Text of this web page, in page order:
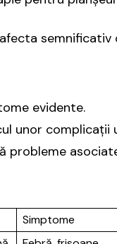
evidente.
unor complicații
probleme
Simptome